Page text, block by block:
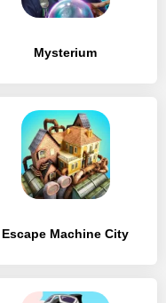
Mysterium
Escape Machine City